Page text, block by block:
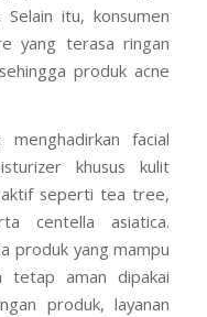
itu, konsumen
yang terasa ringan
produk acne
facial
khusus kulit
seperti tea tree,
centella asiatica.
produk yang mampu
tetap aman dipakai
produk, layanan